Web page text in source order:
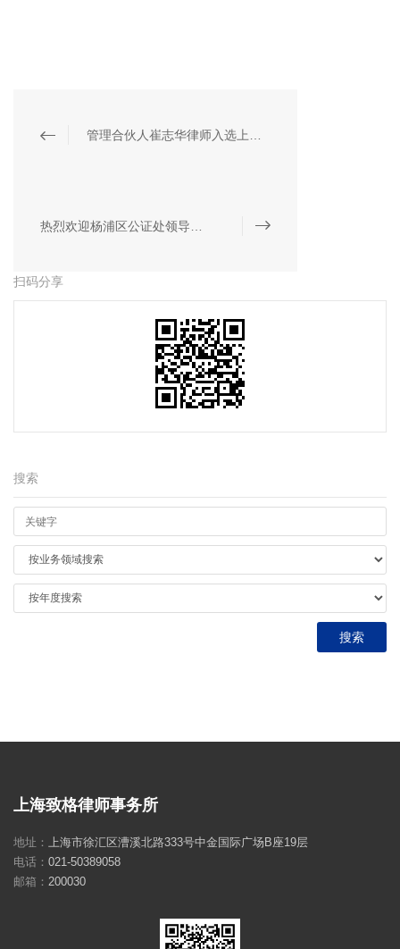
扫码分享
搜索
上海致格律师事务所
地址： 上海市徐汇区漕溪北路333号中金国际广场B座19层
电话： 021-50389058
邮箱： 200030